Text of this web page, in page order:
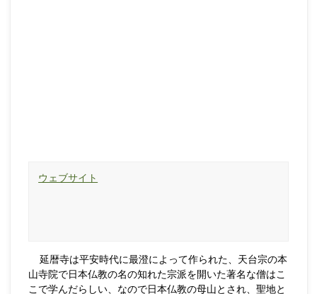
延暦寺は平安時代に最澄によって作られた、天台宗の本
山寺院で日本仏教の名の知れた宗派を開いた著名な僧はこ
こで学んだらしい、なので日本仏教の母山とされ、聖地と